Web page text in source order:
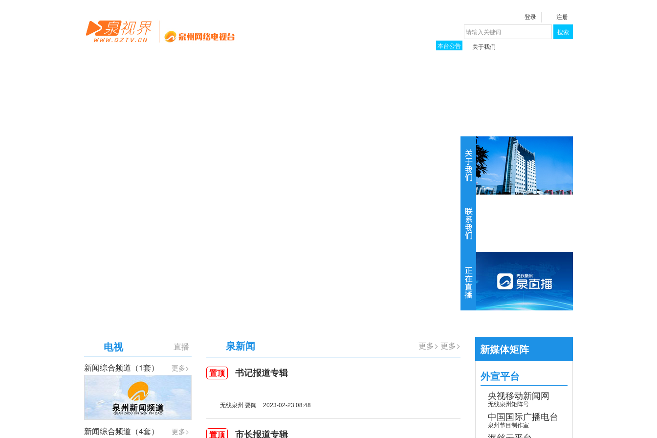
登录
注册
搜索
本台公告
关于我们
【专题】学习贯彻党的二十届四中全会
直播
电视
更多>
新闻综合频道（1套）
更多>
新闻综合频道（4套）
更多>
泉新闻
置顶 书记报道专辑
无线泉州·要闻 2023-02-23 08:48
置顶 市长报道专辑
新媒体矩阵
外宣平台
央视移动新闻网
无线泉州矩阵号
中国国际广播电台
泉州节目制作室